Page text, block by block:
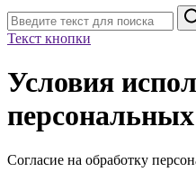
Поиск
Текст кнопки
Условия
Согласие на обработку